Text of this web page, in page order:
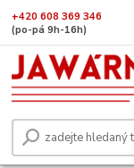
+420 608 369 346
(po-pá 9h-16h)